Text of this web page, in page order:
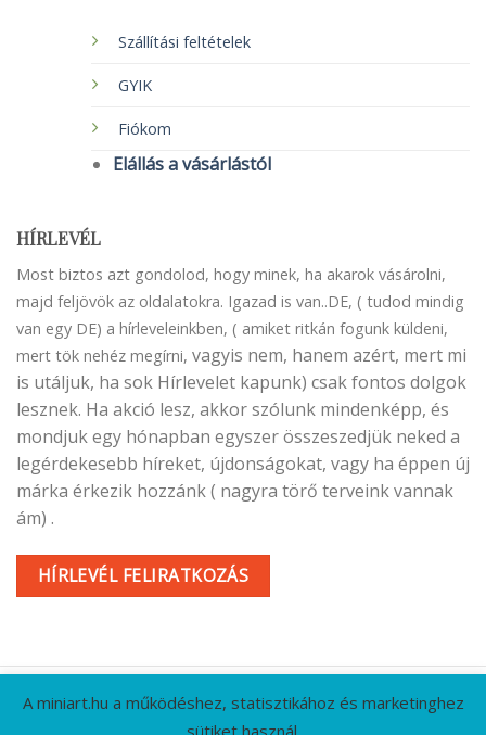
Szállítási feltételek
GYIK
Fiókom
Elállás a vásárlástól
HÍRLEVÉL
Most biztos azt gondolod, hogy minek, ha akarok vásárolni,
majd feljövök az oldalatokra. Igazad is van..DE, ( tudod mindig
van egy DE) a hírleveleinkben, ( amiket ritkán fogunk küldeni,
mert tök nehéz megírni, vagyis nem, hanem azért, mert mi
is utáljuk, ha sok Hírlevelet kapunk) csak fontos dolgok
lesznek. Ha akció lesz, akkor szólunk mindenképp, és
mondjuk egy hónapban egyszer összeszedjük neked a
legérdekesebb híreket, újdonságokat, vagy ha éppen új
márka érkezik hozzánk ( nagyra törő terveink vannak
ám) .
HÍRLEVÉL FELIRATKOZÁS
A miniart.hu a működéshez, statisztikához és marketinghez
sütiket használ.